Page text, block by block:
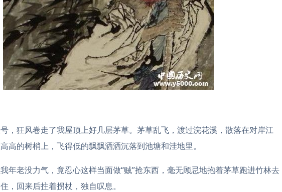
，狂风卷走了我屋顶上好几层茅草。茅草乱飞，渡过浣花溪，散落在对岸江
高的树梢上，飞得低的飘飘洒洒沉落到池塘和洼地里。
年老没力气，竟忍心这样当面做“贼”抢东西，毫无顾忌地抱着茅草跑进竹林去
，回来后拄着拐杖，独自叹息。